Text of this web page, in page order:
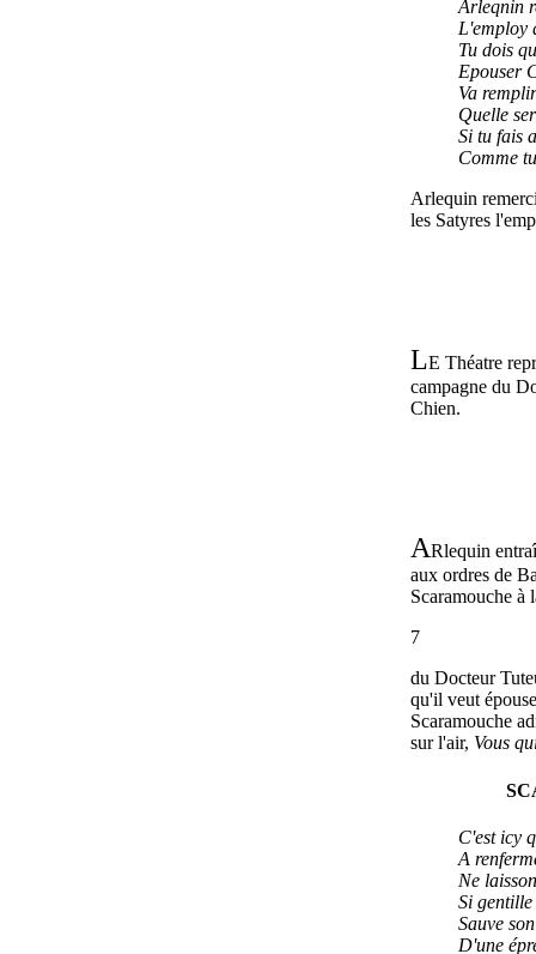
Arleqnin
L'employ
Tu dois
Epouser
Va
Quelle
Si tu fais
Comme
Arlequin
les Satyres
LE Théatre
campagne du
Chien.
ARlequin
aux ordres de
Scaramouche à
7
du Docteur
qu'il veut
Scaramouche
sur l'air, Vous
C'est icy
A
Ne
Si
Sauve
D'une